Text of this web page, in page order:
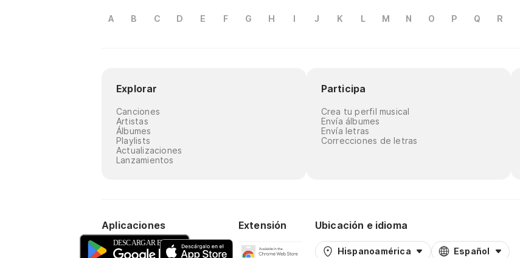
A B C D E F G H I J K L M N O P Q R
Explorar
Canciones
Artistas
Álbumes
Playlists
Actualizaciones
Lanzamientos
Participa
Crea tu perfil musical
Envía álbumes
Envía letras
Correcciones de letras
Aplicaciones Extensión Ubicación e idioma
Hispanoamérica Español